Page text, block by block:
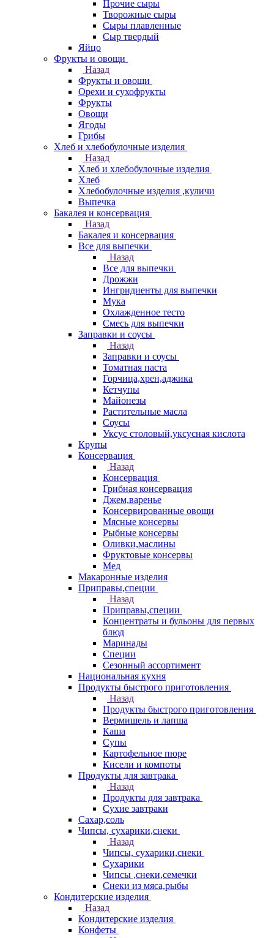
Прочие сыры
Творожные сыры
Сыры плавленные
Сыр твердый
Яйцо
Фрукты и овощи
Назад
Фрукты и овощи
Орехи и сухофрукты
Фрукты
Овощи
Ягоды
Грибы
Хлеб и хлебобулочные изделия
Назад
Хлеб и хлебобулочные изделия
Хлеб
Хлебобулочные изделия ,куличи
Выпечка
Бакалея и консервация
Назад
Бакалея и консервация
Все для выпечки
Назад
Все для выпечки
Дрожжи
Ингридиенты для выпечки
Мука
Охлажденное тесто
Смесь для выпечки
Заправки и соусы
Назад
Заправки и соусы
Томатная паста
Горчица,хрен,аджика
Кетчупы
Майонезы
Растительные масла
Соусы
Уксус столовый,уксусная кислота
Крупы
Консервация
Назад
Консервация
Грибная консервация
Джем,варенье
Консервированные овощи
Мясные консервы
Рыбные консервы
Оливки,маслины
Фруктовые консервы
Мед
Макаронные изделия
Приправы,специи
Назад
Приправы,специи
Концентраты и бульоны для первых
блюд
Маринады
Специи
Сезонный ассортимент
Национальная кухня
Продукты быстрого приготовления
Назад
Продукты быстрого приготовления
Вермишель и лапша
Каша
Супы
Картофельное пюре
Кисели и компоты
Продукты для завтрака
Назад
Продукты для завтрака
Сухие завтраки
Сахар,соль
Чипсы, сухарики,снеки
Назад
Чипсы, сухарики,снеки
Сухарики
Чипсы ,снеки,семечки
Снеки из мяса,рыбы
Кондитерские изделия
Назад
Кондитерские изделия
Конфеты